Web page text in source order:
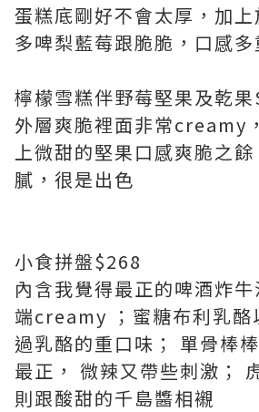
蛋糕底剛好不會太厚，加
多啤梨藍莓跟脆脆，口感多
檸檬雪糕伴野莓堅果及乾
外層爽脆裡面非常creamy
上微甜的堅果口感爽脆之
膩，很是出色
小食拼盤$268
內含我覺得最正的啤酒炸
端creamy ；蜜糖布利乳酪
過乳酪的重口味； 單骨棒
最正， 微辣又帶些刺激；
則跟酸甜的千島醬相襯